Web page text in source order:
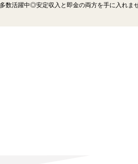
数活躍中◎安定収入と即金の両方を手に入れま